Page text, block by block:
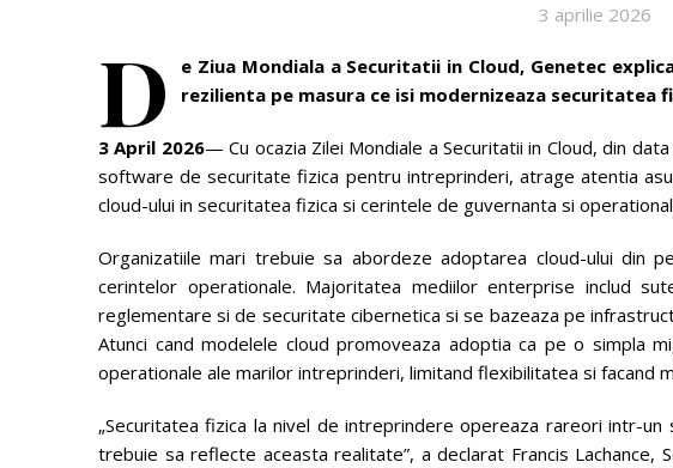
3 aprilie 2026
D
e Ziua Mondiala a Securitatii in Cloud, Genetec
rezilienta pe masura ce isi modernizeaza securitatea
3 April 2026— Cu ocazia Zilei Mondiale a Securitatii in Cloud, din
software de securitate fizica pentru intreprinderi, atrage atentia
cloud-ului in securitatea fizica si cerintele de guvernanta si
Organizatiile mari trebuie sa abordeze adoptarea cloud-ului din
cerintelor operationale. Majoritatea mediilor enterprise includ
reglementare si de securitate cibernetica si se bazeaza pe
Atunci cand modelele cloud promoveaza adoptia ca pe o simpla
operationale ale marilor intreprinderi, limitand flexibilitatea si facand
„Securitatea fizica la nivel de intreprindere opereaza rareori intr-
trebuie sa reflecte aceasta realitate”, a declarat Francis Lachance,